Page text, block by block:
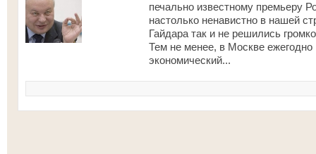
печально известному премьеру
настолько ненавистно в нашей
Гайдара так и не решились
Тем не менее, в Москве ежегодно
экономический...